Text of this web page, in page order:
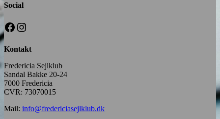
Social
Facebook
Instagram
Kontakt
Fredericia Sejlklub
Sandal Bakke 20-24
7000 Fredericia
CVR: 73070015
Mail: info@fredericiasejlklub.dk